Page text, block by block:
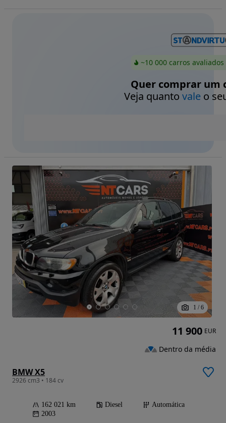
~10 000 carros
Quer comprar um
Veja quanto valeo
1 / 6
BMW X5
2926 cm3 • 184 cv
162 021 km Diesel
Automática
2003
11 900 EUR
Dentro da média